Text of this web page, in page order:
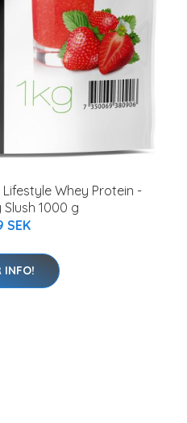
Whey Protein -
1000 g
SEK
INFO!